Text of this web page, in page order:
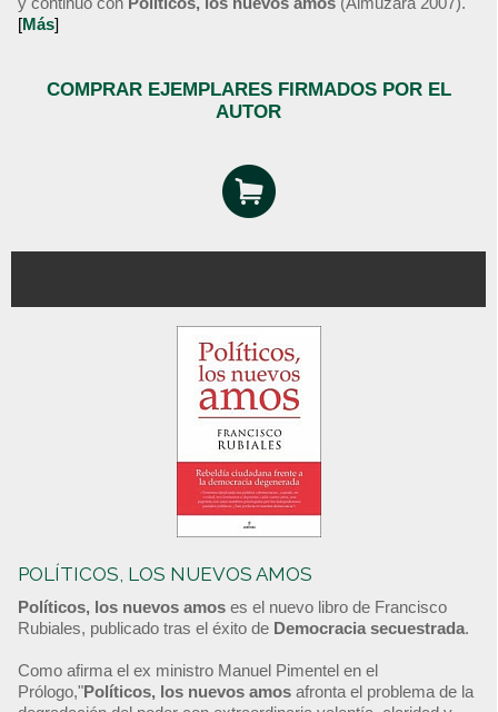
[Más]
COMPRAR EJEMPLARES FIRMADOS POR EL
AUTOR
POLÍTICOS, LOS NUEVOS AMOS
Políticos, los nuevos amos es el nuevo libro de Francisco
Rubiales, publicado tras el éxito de Democracia secuestrada.
Como afirma el ex ministro Manuel Pimentel en el
Prólogo,"Políticos, los nuevos amos afronta el problema de la